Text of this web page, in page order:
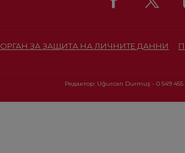
ОРГАН ЗА ЗАЩИТА НА ЛИЧНИТЕ ДАННИ
Редактор: Uğurcan Durmuş - 0 549 455